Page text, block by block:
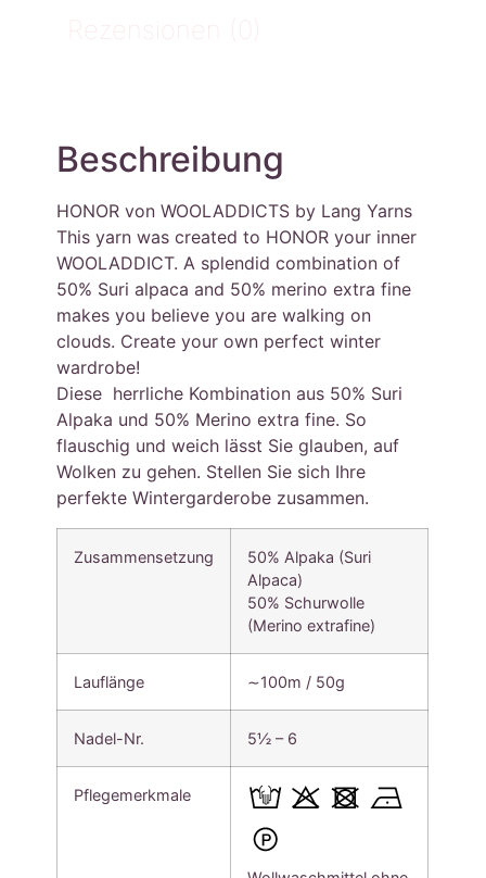
Rezensionen (0)
Beschreibung
HONOR von WOOLADDICTS by Lang Yarns
This yarn was created to HONOR your inner
WOOLADDICT. A splendid combination of
50% Suri alpaca and 50% merino extra fine
makes you believe you are walking on
clouds. Create your own perfect winter
wardrobe!
Diese herrliche Kombination aus 50% Suri
Alpaka und 50% Merino extra fine. So
flauschig und weich lässt Sie glauben, auf
Wolken zu gehen. Stellen Sie sich Ihre
perfekte Wintergarderobe zusammen.
Zusammensetzung
50% Alpaka (Suri
Alpaca)
50% Schurwolle
(Merino extrafine)
Lauflänge ∼100m / 50g
Nadel-Nr. 5½ – 6
Pflegemerkmale